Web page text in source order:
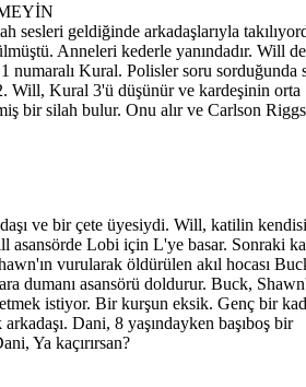
sesleri geldiğinde arkadaşlarıyla
Anneleri kederle yanındadır. Will
numaralı Kural. Polisler soru sorduğunda
Will, Kural 3'ü düşünür ve kardeşinin orta
bir silah bulur. Onu alır ve Carlson
ve bir çete üyesiydi. Will, katilin kendisi
asansörde Lobi için L 'ye basar. Sonraki
vurularak öldürülen akıl hocası
dumanı asansörü doldurur. Buck,
istiyor. Bir kurşun eksik. Genç bir
Dani, 8 yaşındayken başıboş bir
Ya kaçırırsan?